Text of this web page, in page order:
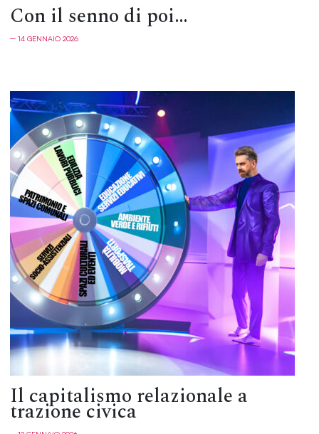
Con il senno di poi…
─ 14 GENNAIO 2026
Il capitalismo relazionale a
trazione civica